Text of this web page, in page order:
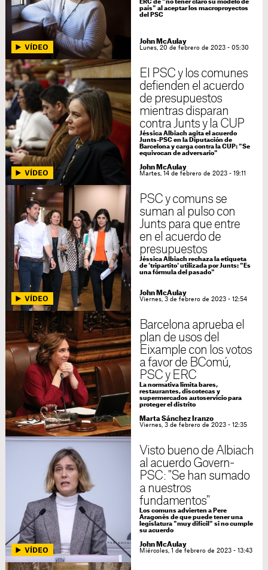
ERC de "no tener claro su modelo de
país" al aceptar los macroproyectos
del PSC
John McAulay
Lunes, 20 de febrero de 2023 - 05:30
El PSC y los comunes
defienden el acuerdo
de presupuestos
mientras disparan
contra Junts y la CUP
Jéssica Albiach agita el acuerdo
Junts-PSC en la Diputación de
Barcelona y carga contra la CUP: "Se
equivocan de adversario"
John McAulay
Martes, 14 de febrero de 2023 - 19:11
PSC y comuns se
suman al pulso con
Junts para que entre
en el acuerdo de
presupuestos
Jéssica Albiach rechaza la etiqueta
de 'tripartito' utilizada por Junts: "Es
una fórmula del pasado"
John McAulay
Viernes, 3 de febrero de 2023 - 12:54
Barcelona aprueba el
plan de usos del
Eixample con los votos
a favor de BComú,
PSC y ERC
La normativa limita bares,
restaurantes, discotecas y
supermercados autoservicio para
proteger el distrito
Marta Sánchez Iranzo
Viernes, 3 de febrero de 2023 - 12:35
Visto bueno de Albiach
al acuerdo Govern-
PSC: "Se han sumado
a nuestros
fundamentos"
Los comuns advierten a Pere
Aragonès de que puede tener una
legislatura "muy difícil" si no cumple
su acuerdo
John McAulay
Miércoles, 1 de febrero de 2023 - 13:43